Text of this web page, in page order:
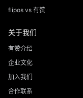
flipos vs 有赞
关于我们
有赞介绍
企业文化
加入我们
合作联系